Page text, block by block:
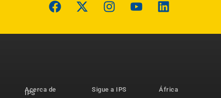
Acerca de
IPS
Sigue a IPS
África